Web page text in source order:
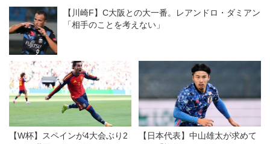
【川崎F】C大阪との大一番。レアンドロ・ダミアン
「相手のことを考えない」
【W杯】スペインが4大会ぶり2
【日本代表】中山雄太が求めて